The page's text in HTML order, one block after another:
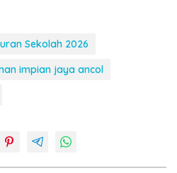
Sekolah 2026
impian jaya ancol